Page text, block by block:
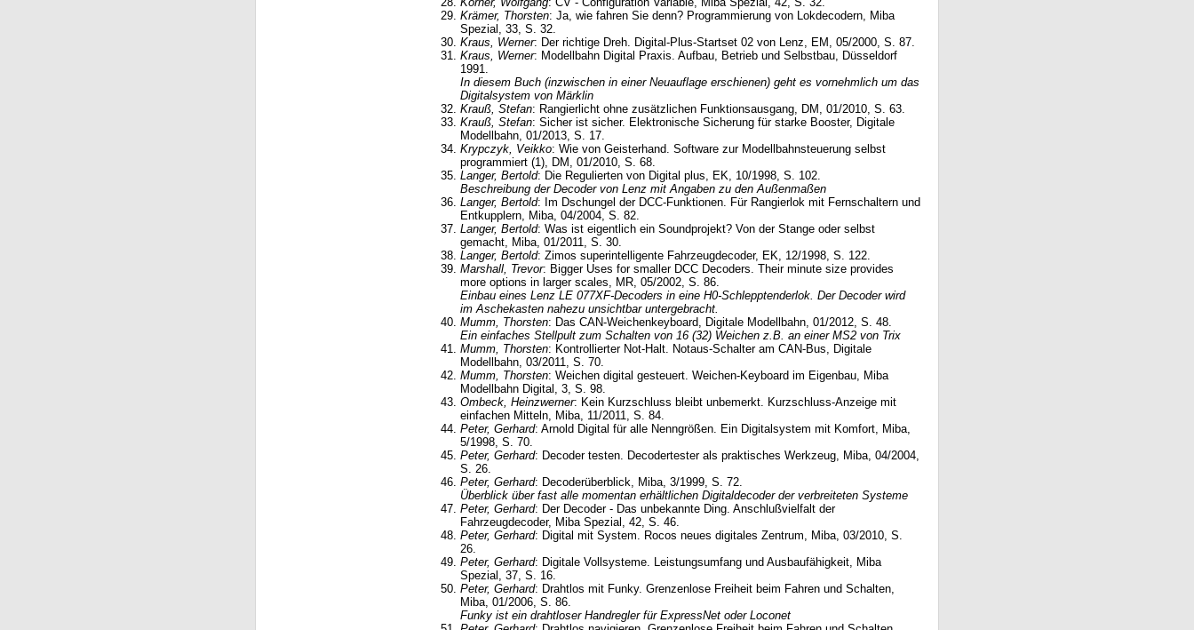
Krämer, Thorsten: Ja, wie fahren Sie denn? Programmierung von Lokdecodern, Miba
Spezial, 33, S. 32.
Kraus, Werner: Der richtige Dreh. Digital-Plus-Startset 02 von Lenz, EM, 05/2000, S. 87.
Kraus, Werner: Modellbahn Digital Praxis. Aufbau, Betrieb und Selbstbau, Düsseldorf
1991.
In diesem Buch (inzwischen in einer Neuauflage erschienen) geht es vornehmlich um das
Digitalsystem von Märklin
Krauß, Stefan: Rangierlicht ohne zusätzlichen Funktionsausgang, DM, 01/2010, S. 63.
Krauß, Stefan: Sicher ist sicher. Elektronische Sicherung für starke Booster, Digitale
Modellbahn, 01/2013, S. 17.
Krypczyk, Veikko: Wie von Geisterhand. Software zur Modellbahnsteuerung selbst
programmiert (1), DM, 01/2010, S. 68.
Langer, Bertold: Die Regulierten von Digital plus, EK, 10/1998, S. 102.
Beschreibung der Decoder von Lenz mit Angaben zu den Außenmaßen
Langer, Bertold: Im Dschungel der DCC-Funktionen. Für Rangierlok mit Fernschaltern und
Entkupplern, Miba, 04/2004, S. 82.
Langer, Bertold: Was ist eigentlich ein Soundprojekt? Von der Stange oder selbst
gemacht, Miba, 01/2011, S. 30.
Langer, Bertold: Zimos superintelligente Fahrzeugdecoder, EK, 12/1998, S. 122.
Marshall, Trevor: Bigger Uses for smaller DCC Decoders. Their minute size provides
more options in larger scales, MR, 05/2002, S. 86.
Einbau eines Lenz LE 077XF-Decoders in eine H0-Schlepptenderlok. Der Decoder wird
im Aschekasten nahezu unsichtbar untergebracht.
Mumm, Thorsten: Das CAN-Weichenkeyboard, Digitale Modellbahn, 01/2012, S. 48.
Ein einfaches Stellpult zum Schalten von 16 (32) Weichen z.B. an einer MS2 von Trix
Mumm, Thorsten: Kontrollierter Not-Halt. Notaus-Schalter am CAN-Bus, Digitale
Modellbahn, 03/2011, S. 70.
Mumm, Thorsten: Weichen digital gesteuert. Weichen-Keyboard im Eigenbau, Miba
Modellbahn Digital, 3, S. 98.
Ombeck, Heinzwerner: Kein Kurzschluss bleibt unbemerkt. Kurzschluss-Anzeige mit
einfachen Mitteln, Miba, 11/2011, S. 84.
Peter, Gerhard: Arnold Digital für alle Nenngrößen. Ein Digitalsystem mit Komfort, Miba,
5/1998, S. 70.
Peter, Gerhard: Decoder testen. Decodertester als praktisches Werkzeug, Miba, 04/2004,
S. 26.
Peter, Gerhard: Decoderüberblick, Miba, 3/1999, S. 72.
Überblick über fast alle momentan erhältlichen Digitaldecoder der verbreiteten Systeme
Peter, Gerhard: Der Decoder - Das unbekannte Ding. Anschlußvielfalt der
Fahrzeugdecoder, Miba Spezial, 42, S. 46.
Peter, Gerhard: Digital mit System. Rocos neues digitales Zentrum, Miba, 03/2010, S.
26.
Peter, Gerhard: Digitale Vollsysteme. Leistungsumfang und Ausbaufähigkeit, Miba
Spezial, 37, S. 16.
Peter, Gerhard: Drahtlos mit Funky. Grenzenlose Freiheit beim Fahren und Schalten,
Miba, 01/2006, S. 86.
Funky ist ein drahtloser Handregler für ExpressNet oder Loconet